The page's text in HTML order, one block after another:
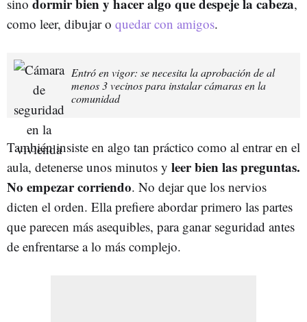
sino dormir bien y hacer algo que despeje la cabeza,
como leer, dibujar o quedar con amigos.
Entró en vigor: se necesita la aprobación de al
menos 3 vecinos para instalar cámaras en la
comunidad
También insiste en algo tan práctico como al entrar en el
aula, detenerse unos minutos y leer bien las preguntas.
No empezar corriendo. No dejar que los nervios
dicten el orden. Ella prefiere abordar primero las partes
que parecen más asequibles, para ganar seguridad antes
de enfrentarse a lo más complejo.